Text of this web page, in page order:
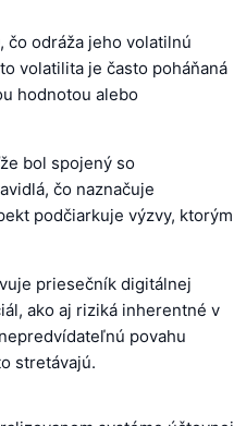
čo odráža jeho volatilnú
volatilita je často poháňaná
hodnotou alebo
bol spojený so
čo naznačuje
podčiarkuje výzvy, ktorým
priesečník digitálnej
ako aj riziká inherentné v
povahu
stretávajú.